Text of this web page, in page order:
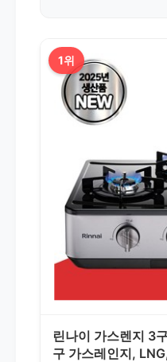
1위
린나이 가스렌지 3
구 가스레인지,